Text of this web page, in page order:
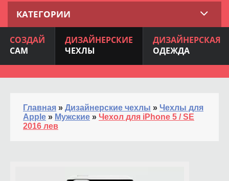
КАТЕГОРИИ
СОЗДАЙ
САМ
ДИЗАЙНЕРСКИЕ
ЧЕХЛЫ
ДИЗАЙНЕРСКАЯ
ОДЕЖДА
Главная » Дизайнерские чехлы » Чехлы для
Apple » Мужские » Чехол для iPhone 5 / SE
2016 лев